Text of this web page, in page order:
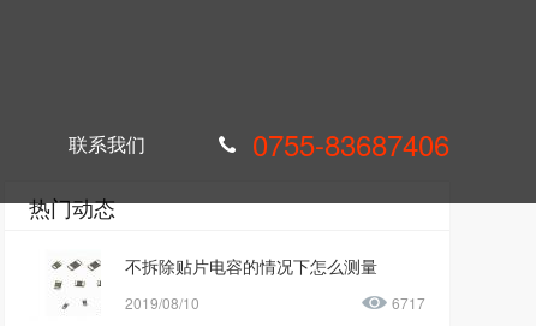
联系我们 0755-83687406
热门动态
不拆除贴片电容的情况下怎么测量
2019/08/10 6717